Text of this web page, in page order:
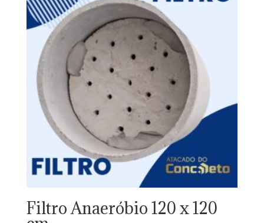
Filtro Anaeróbio 120 x 120